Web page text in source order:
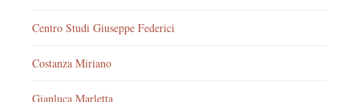
Centro Studi Giuseppe Federici
Costanza Miriano
Gianluca Marletta